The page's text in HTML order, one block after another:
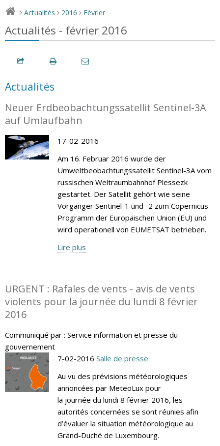
> Actualités > 2016 > Février
Actualités - février 2016
Actualités
Neuer Erdbeobachtungssatellit Sentinel-3A
auf Umlaufbahn
17-02-2016
Am 16. Februar 2016 wurde der
Umweltbeobachtungssatellit Sentinel-3A vom
russischen Weltraumbahnhof Plessezk
gestartet. Der Satellit gehört wie seine
Vorgänger Sentinel-1 und -2 zum Copernicus-
Programm der Europäischen Union (EU) und
wird operationell von EUMETSAT betrieben.
Lire plus
URGENT : Rafales de vents - avis de vents
violents pour la journée du lundi 8 février
2016
Communiqué par : Service information et presse du
gouvernement
7-02-2016 Salle de presse
Au vu des prévisions météorologiques
annoncées par MeteoLux pour
la journée du lundi 8 février 2016, les
autorités concernées se sont réunies afin
d’évaluer la situation météorologique au
Grand-Duché de Luxembourg.